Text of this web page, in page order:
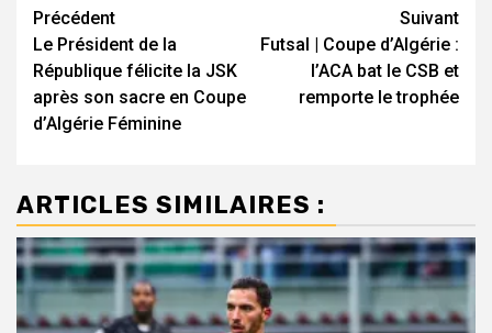
Navigation
d’article
Précédent
Le Président de la
République félicite la JSK
après son sacre en Coupe
d’Algérie Féminine
Suivant
Futsal | Coupe d’Algérie :
l’ACA bat le CSB et
remporte le trophée
ARTICLES SIMILAIRES :